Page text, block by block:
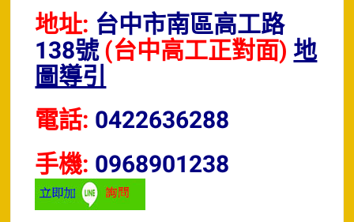
地址: 台中市南區高工路
138號(台中高工正對面) 地
圖導引
電話: 0422636288
手機: 0968901238